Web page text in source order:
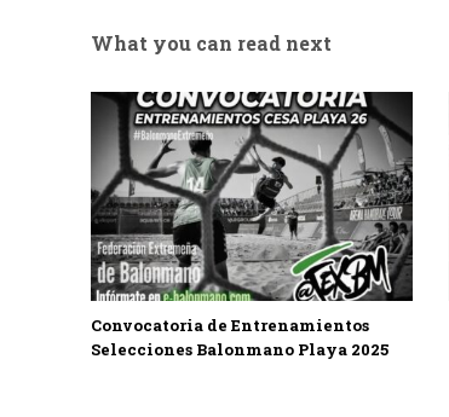
What you can read next
Convocatoria de Entrenamientos
Selecciones Balonmano Playa 2025